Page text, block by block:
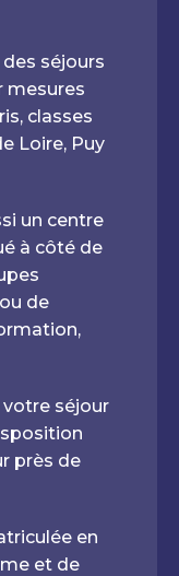
des séjours
mesures
classes
Loire, Puy
un centre
à côté de
de
votre séjour
près de
en
et de